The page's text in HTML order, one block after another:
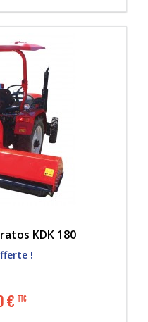
KDK 180
€ TTC
!